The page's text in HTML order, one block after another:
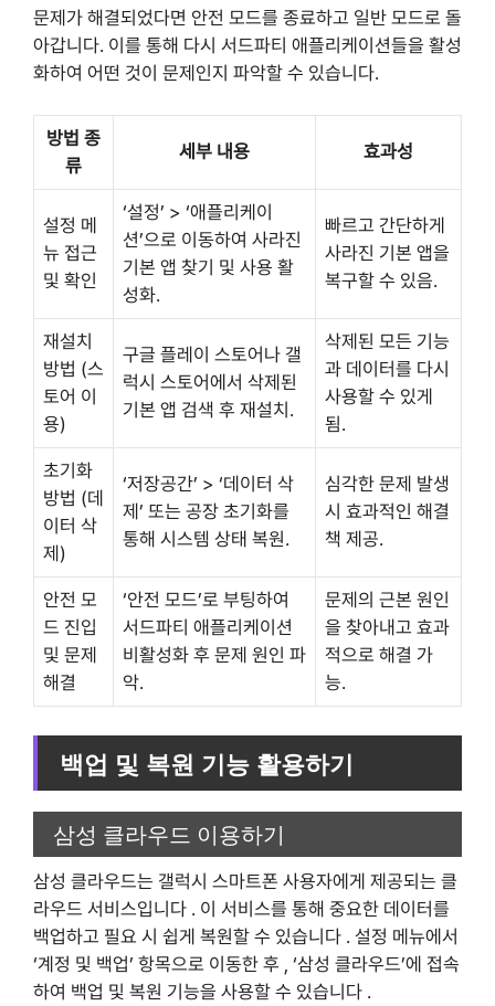
문제가 해결되었다면 안전 모드를 종료하고 일반 모드로 돌
아갑니다. 이를 통해 다시 서드파티 애플리케이션들을 활성
화하여 어떤 것이 문제인지 파악할 수 있습니다.
방법 종
류
세부 내용 효과성
설정 메
뉴 접근
및 확인
‘설정’ > ‘애플리케이
션’으로 이동하여 사라진
기본 앱 찾기 및 사용 활
성화.
빠르고 간단하게
사라진 기본 앱을
복구할 수 있음.
재설치
방법 (스
토어 이
용)
구글 플레이 스토어나 갤
럭시 스토어에서 삭제된
기본 앱 검색 후 재설치.
삭제된 모든 기능
과 데이터를 다시
사용할 수 있게
됨.
초기화
방법 (데
이터 삭
제)
‘저장공간’ > ‘데이터 삭
제’ 또는 공장 초기화를
통해 시스템 상태 복원.
심각한 문제 발생
시 효과적인 해결
책 제공.
안전 모
드 진입
및 문제
해결
‘안전 모드’로 부팅하여
서드파티 애플리케이션
비활성화 후 문제 원인 파
악.
문제의 근본 원인
을 찾아내고 효과
적으로 해결 가
능.
백업 및 복원 기능 활용하기
삼성 클라우드 이용하기
삼성 클라우드는 갤럭시 스마트폰 사용자에게 제공되는 클
라우드 서비스입니다 . 이 서비스를 통해 중요한 데이터를
백업하고 필요 시 쉽게 복원할 수 있습니다 . 설정 메뉴에서
‘계정 및 백업’ 항목으로 이동한 후 , ‘삼성 클라우드’에 접속
하여 백업 및 복원 기능을 사용할 수 있습니다 .